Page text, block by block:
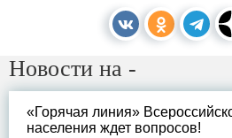
Новости на -
«Горячая линия»
населения ждет вопросов!